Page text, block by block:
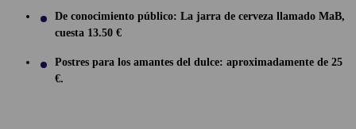
De conocimiento público: La jarra de cerveza llamado MaB,
cuesta 13.50 €
Postres para los amantes del dulce: aproximadamente de 25
€.